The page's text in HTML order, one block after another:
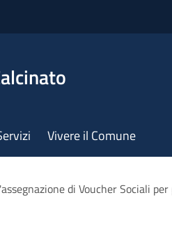
Vivere il Comune
di Voucher Sociali